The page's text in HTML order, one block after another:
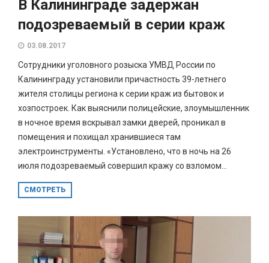
В Калининграде задержан
подозреваемый в серии краж
03.08.2017
Сотрудники уголовного розыска УМВД России по
Калининграду установили причастность 39-летнего
жителя столицы региона к серии краж из бытовок и
хозпостроек. Как выяснили полицейские, злоумышленник
в ночное время вскрывал замки дверей, проникал в
помещения и похищал хранившиеся там
электроинструменты. «Установлено, что в ночь на 26
июля подозреваемый совершил кражу со взломом...
СМОТРЕТЬ